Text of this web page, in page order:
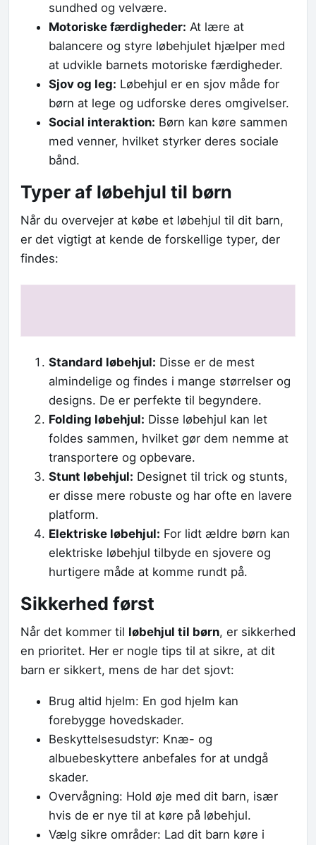
sundhed og velvære.
Motoriske færdigheder: At lære at
balancere og styre løbehjulet hjælper med
at udvikle barnets motoriske færdigheder.
Sjov og leg: Løbehjul er en sjov måde for
børn at lege og udforske deres omgivelser.
Social interaktion: Børn kan køre sammen
med venner, hvilket styrker deres sociale
bånd.
Typer af løbehjul til børn
Når du overvejer at købe et løbehjul til dit barn,
er det vigtigt at kende de forskellige typer, der
findes:
Standard løbehjul: Disse er de mest
almindelige og findes i mange størrelser og
designs. De er perfekte til begyndere.
Folding løbehjul: Disse løbehjul kan let
foldes sammen, hvilket gør dem nemme at
transportere og opbevare.
Stunt løbehjul: Designet til trick og stunts,
er disse mere robuste og har ofte en lavere
platform.
Elektriske løbehjul: For lidt ældre børn kan
elektriske løbehjul tilbyde en sjovere og
hurtigere måde at komme rundt på.
Sikkerhed først
Når det kommer til løbehjul til børn, er sikkerhed
en prioritet. Her er nogle tips til at sikre, at dit
barn er sikkert, mens de har det sjovt:
Brug altid hjelm: En god hjelm kan
forebygge hovedskader.
Beskyttelsesudstyr: Knæ- og
albuebeskyttere anbefales for at undgå
skader.
Overvågning: Hold øje med dit barn, især
hvis de er nye til at køre på løbehjul.
Vælg sikre områder: Lad dit barn køre i